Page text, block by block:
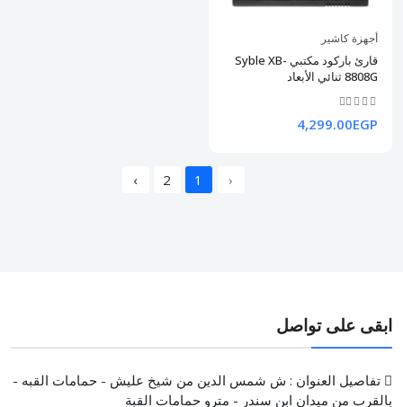
أجهزة كاشير
قارئ باركود مكتبي Syble XB-
8808G ثنائي الأبعاد
4,299.00EGP
‹
1
2
›
ابقى على تواصل
تفاصيل العنوان : ش شمس الدين من شيخ عليش - حمامات القبه -
بالقرب من ميدان ابن سندر - مترو حمامات القبة